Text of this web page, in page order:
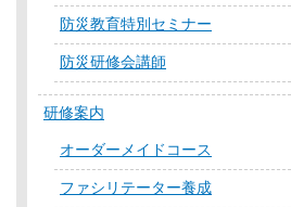
防災教育特別セミナー
防災研修会講師
研修案内
オーダーメイドコース
ファシリテーター養成